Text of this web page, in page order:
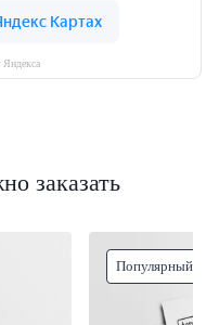
заказать
Популярный